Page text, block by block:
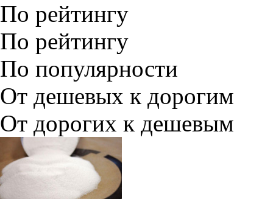
По рейтингу
По рейтингу
По популярности
От дешевых к дорогим
От дорогих к дешевым